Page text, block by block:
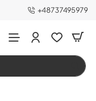
+48737495979